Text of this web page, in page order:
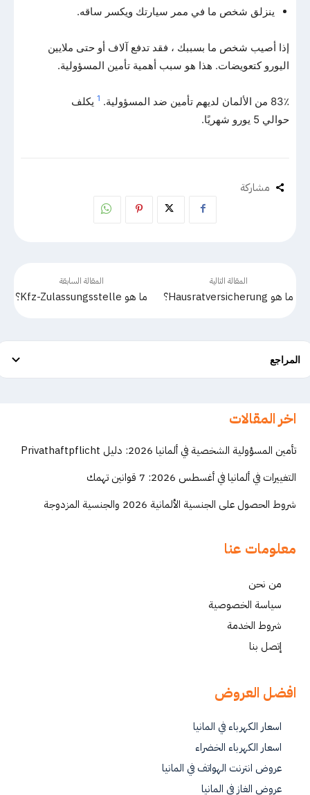
ينزلق شخص ما في ممر سيارتك ويكسر ساقه.
إذا أصيب شخص ما بسببك ، فقد تدفع آلاف أو حتى ملايين
اليورو كتعويضات. هذا هو سبب أهمية تأمين المسؤولية.
83٪ من الألمان لديهم تأمين ضد المسؤولية. 1 يكلف
حوالي 5 يورو شهريًا.
مشاركة
المقالة السابقة
ما هو Kfz-Zulassungsstelle؟
المقالة التالية
ما هو Hausratversicherung؟
المراجع
اخر المقالات
تأمين المسؤولية الشخصية في ألمانيا 2026: دليل Privathaftpflicht
التغييرات في ألمانيا في أغسطس 2026: 7 قوانين تهمك
شروط الحصول على الجنسية الألمانية 2026 والجنسية المزدوجة
معلومات عنا
من نحن
سياسة الخصوصية
شروط الخدمة
إتصل بنا
افضل العروض
اسعار الكهرباء في المانيا
اسعار الكهرباء الخضراء
عروض انترنت الهواتف في المانيا
عروض الغاز في المانيا